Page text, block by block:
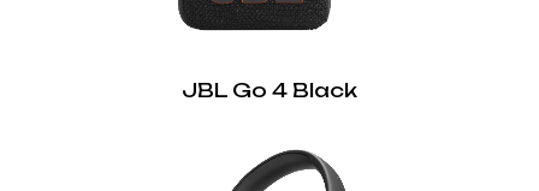
JBL Go 4 Black